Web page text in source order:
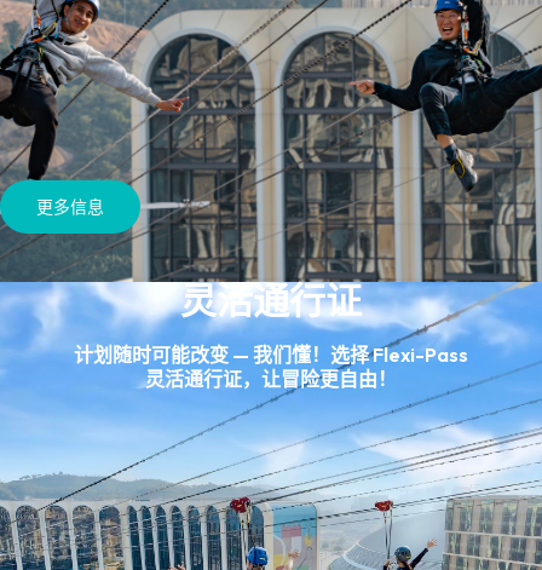
更多信息
灵活通行证
计划随时可能改变 — 我们懂！选择 Flexi-Pass
灵活通行证，让冒险更自由！